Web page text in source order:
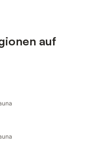
auf